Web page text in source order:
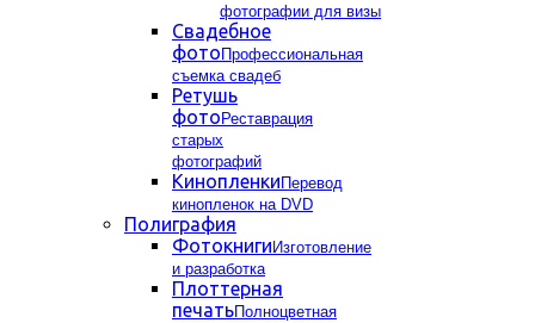
фотографии для визы
Свадебное
фото Профессиональная
съемка свадеб
Ретушь
фото Реставрация
старых
фотографий
Кинопленки Перевод
кинопленок на DVD
Полиграфия
Фотокниги Изготовление
и разработка
Плоттерная
печатьПолноцветная